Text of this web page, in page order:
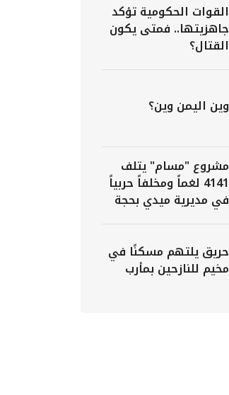
القوات الحكومية تؤكد
جاهزيتها.. فمتى يكون
القتال؟
وين اليمن وين؟
مشروع "مسام" يتلف
4141 لغماً ومخلفاً حربياً
في مديرية ميدي بحجة
حريق يلتهم مسكنًا في
مخيم للنازحين بمأرب